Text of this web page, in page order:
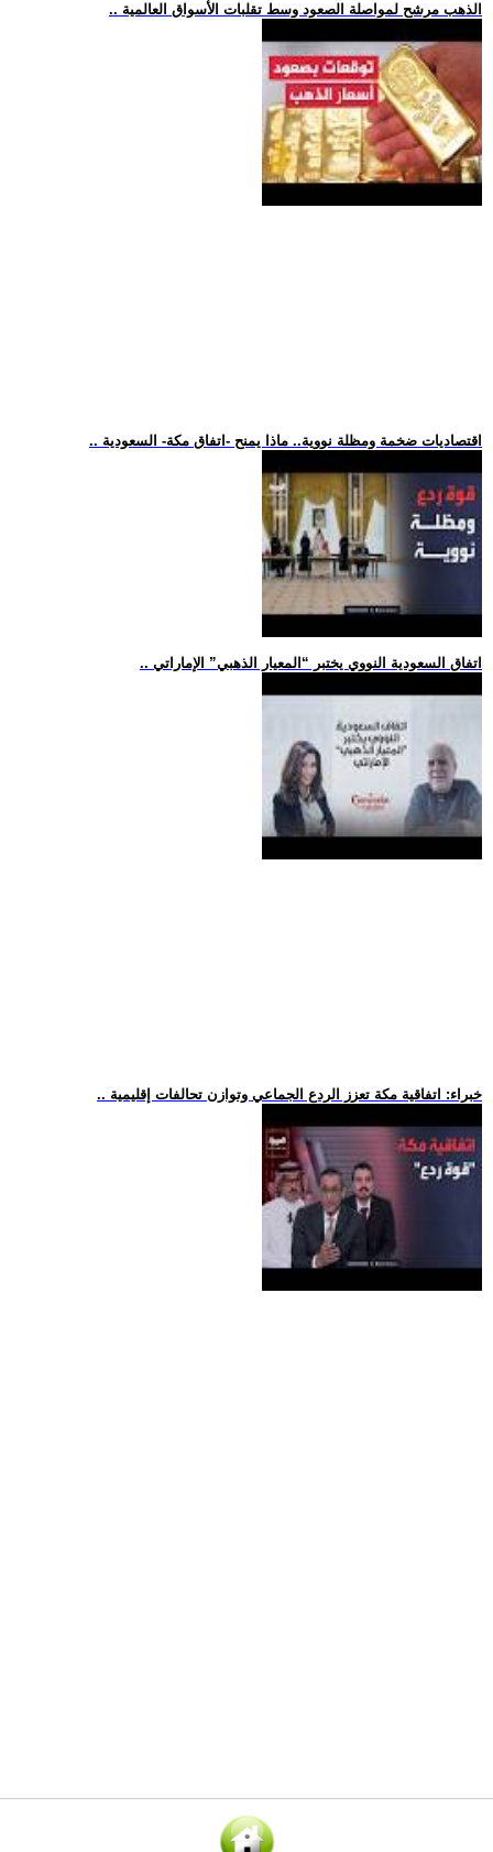
.. الذهب مرشح لمواصلة الصعود وسط تقلبات الأسواق العالمية
.. اقتصاديات ضخمة ومظلة نووية.. ماذا يمنح -اتفاق مكة- السعودية
.. اتفاق السعودية النووي يختبر “المعيار الذهبي” الإماراتي
.. خبراء: اتفاقية مكة تعزز الردع الجماعي وتوازن تحالفات إقليمية